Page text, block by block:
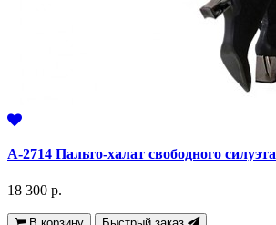
А-2714 Пальто-халат свободного силуэта
18 300 р.